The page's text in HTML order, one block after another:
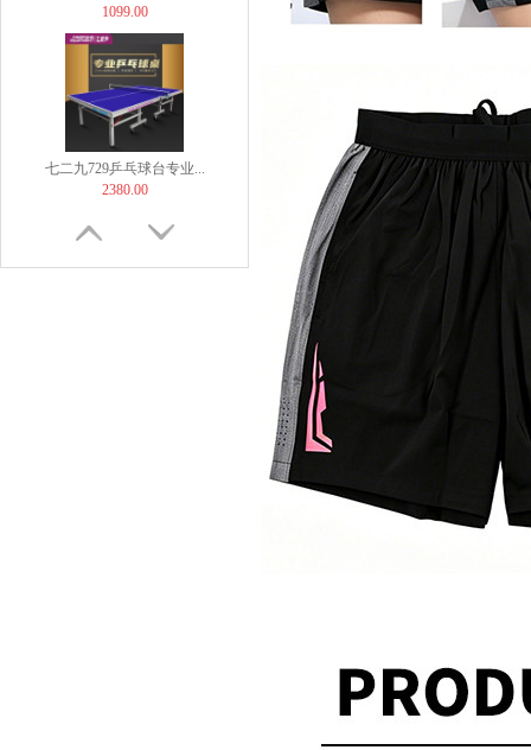
1099.00
七二九729乒乓球台专业...
2380.00